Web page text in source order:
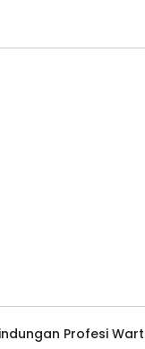
Profesi